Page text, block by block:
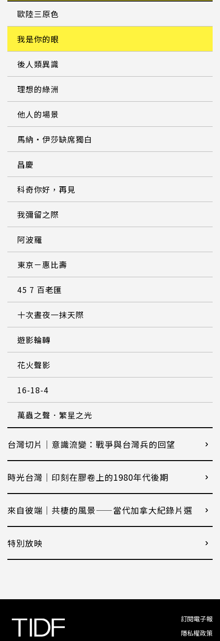
歐陸三原色
我是你的眼
後人類異識
理想的綠洲
他人的場景
馬納・伊莎缺席獨白
昌慶
科奇你好，再見
我彌留之際
阿波羅
東京－惠比壽
45 7 百老匯
十次晝夜一抹天際
遊影輪轉
花火聲影
16-18-4
萬蟲之聲．繁星之光
台灣切片｜意識流變：戰爭與台灣兵的回望
時光台灣｜印刻在膠卷上的1980年代後期
來自彼端｜共棲的風景——當代加拿大紀錄片選
特別放映
訂閱電子報
隱私權政策